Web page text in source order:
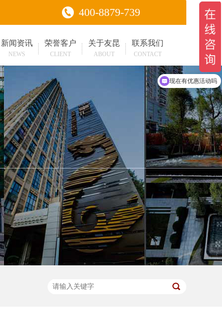
400-8879-739
新闻资讯
NEWS
荣誉客户
CLIENT
关于友昆
ABOUT
联系我们
CONTACT
可以介绍下你们的产品么